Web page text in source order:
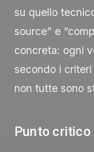
su quello
source” e
concreta: ogni
secondo i
non tutte sono
Punto critico